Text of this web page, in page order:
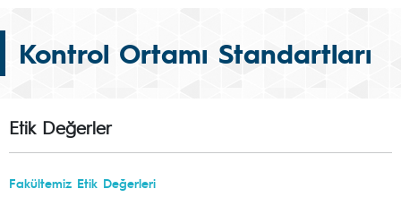
Kontrol Ortamı Standartları
Etik Değerler
Fakültemiz Etik Değerleri